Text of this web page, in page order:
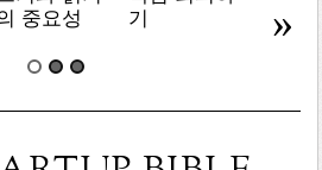
중요성
기
»